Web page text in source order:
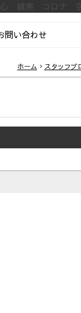
誠実 コロナ
問い合わせ
ホーム スタッフブ